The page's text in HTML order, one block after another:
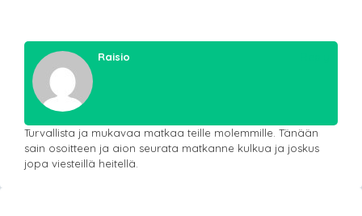
Raisio
Turvallista ja mukavaa matkaa teille molemmille. Tänään
sain osoitteen ja aion seurata matkanne kulkua ja joskus
jopa viesteillä heitellä.